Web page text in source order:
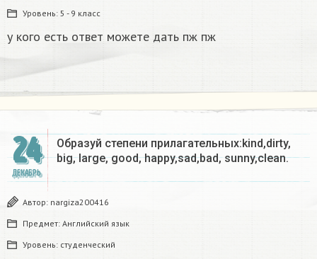
Уровень: 5 - 9 класс
у кого есть ответ можете дать пж пж
24
ДЕКАБРЬ
Образуй степени прилагательных:kind,dirty,
big, large, good, happy,sad,bad, sunny,clean.​
Автор: nargiza200416
Предмет: Английский язык
Уровень: студенческий